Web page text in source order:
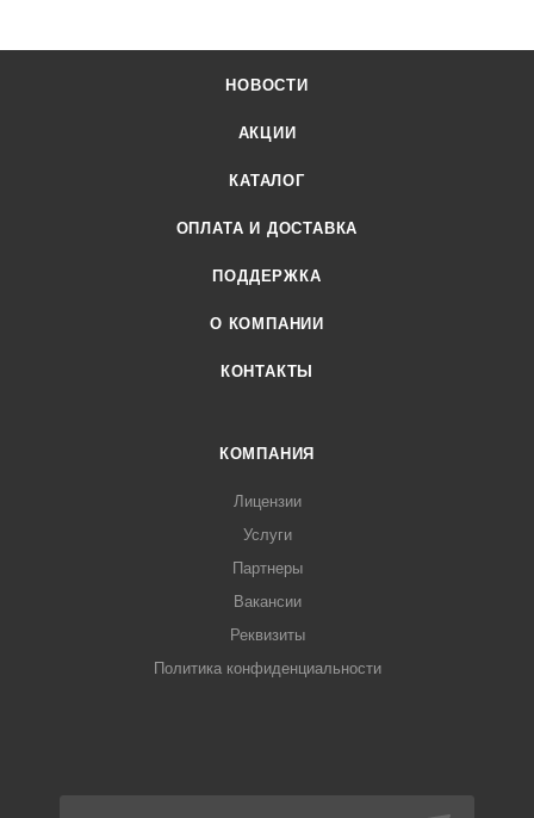
НОВОСТИ
АКЦИИ
КАТАЛОГ
ОПЛАТА И ДОСТАВКА
ПОДДЕРЖКА
О КОМПАНИИ
КОНТАКТЫ
КОМПАНИЯ
Лицензии
Услуги
Партнеры
Вакансии
Реквизиты
Политика конфиденциальности